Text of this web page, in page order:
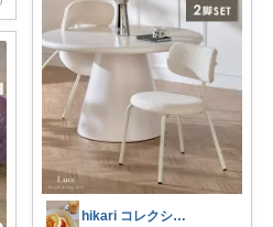
hikari コレクション見てね✨